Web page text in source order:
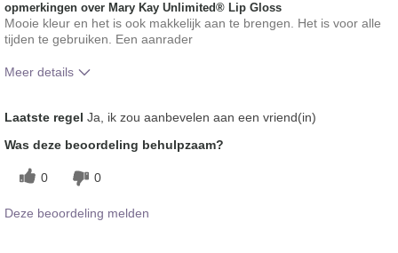
opmerkingen over Mary Kay Unlimited® Lip Gloss
Mooie kleur en het is ook makkelijk aan te brengen. Het is voor alle
tijden te gebruiken. Een aanrader
Meer details
met andere door je gebruikte merken
decoratieve make-up?
Laatste regel Ja, ik zou aanbevelen aan een vriend(in)
Was deze beoordeling behulpzaam?
0 0
Deze beoordeling melden